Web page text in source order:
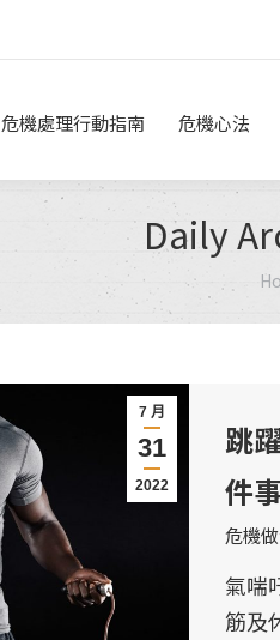
危機處理行動指南 危機心法
Daily
7 月
31
2022
跳
件
危機
氣喘
筋及